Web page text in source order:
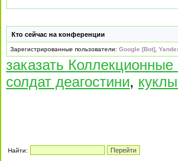
Кто сейчас на конференции
Зарегистрированные пользователи: Google [Bot]
заказать
солдат деагостини,
Найти: